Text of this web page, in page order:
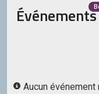
Événements
Aucun